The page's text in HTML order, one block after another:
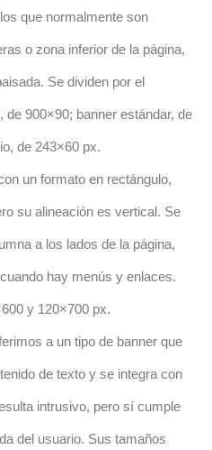
que normalmente son
o zona inferior de la página,
Se dividen por el
de 900×90; banner estándar, de
de 243×60 px.
un formato en rectángulo,
su alineación es vertical. Se
a los lados de la página,
hay menús y enlaces.
y 120×700 px.
a un tipo de banner que
de texto y se integra con
intrusivo, pero sí cumple
del usuario. Sus tamaños